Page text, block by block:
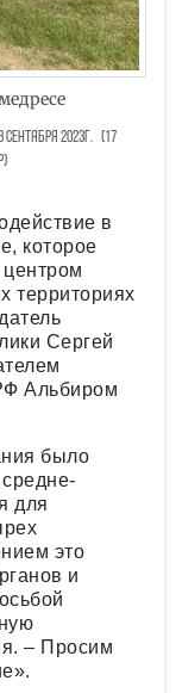
Сентября 2023г. (17
в
которое
территориях
Сергей
Альбиром
было
для
это
и
– Просим